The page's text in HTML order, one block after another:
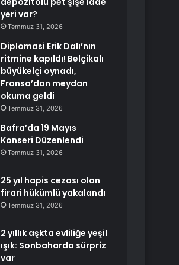
yeri var?
Temmuz 31, 2026
Diplomasi Erik Dalı’nın
ritmine kapıldı! Belçikalı
büyükelçi oynadı,
Fransa’dan meydan
okuma geldi
Temmuz 31, 2026
Bafra’da 19 Mayıs
Konseri Düzenlendi
Temmuz 31, 2026
25 yıl hapis cezası olan
firari hükümlü yakalandı
Temmuz 31, 2026
2 yıllık aşkta evliliğe yeşil
ışık: Sonbaharda sürpriz
var